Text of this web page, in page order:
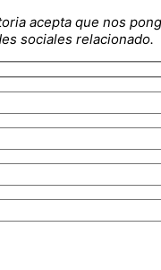
acepta que nos
sociales relacionado.